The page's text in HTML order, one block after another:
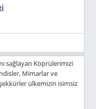
sağlayan Köprülerimizi
Mimarlar ve
ülkemizin isimsiz